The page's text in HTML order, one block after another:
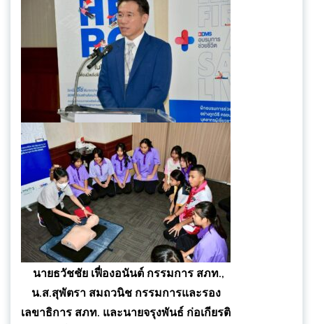
​ นายธวัชชัย​ เฟื่องอนันต์​ กรรมการ​ สภท.,
น.ส.สุพัตรา สมถวนิช กรรมการและรอง
เลขาธิการ​ สภท. และนายจรุงพันธ์ ก่อเกียรติ